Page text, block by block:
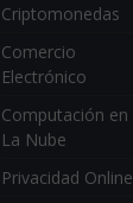
Criptomonedas
Comercio
Electrónico
Computación en
La Nube
Privacidad Online